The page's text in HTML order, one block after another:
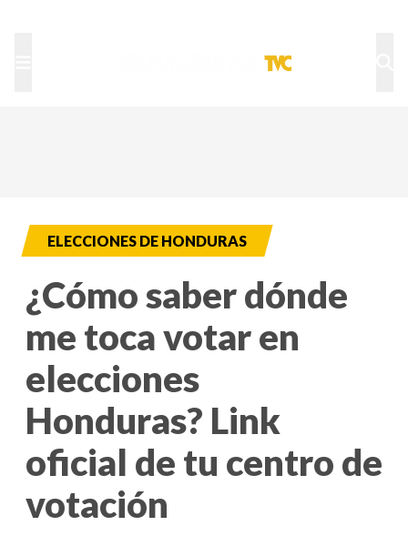
ELECCIONES DE HONDURAS
¿Cómo saber dónde
me toca votar en
elecciones
Honduras? Link
oficial de tu centro de
votación